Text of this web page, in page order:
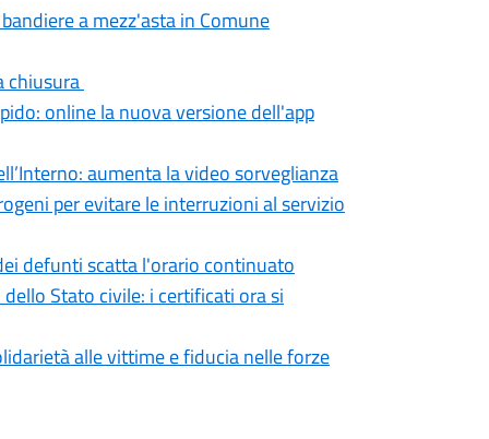
a mezz'asta in Comune
chiusura
online la nuova versione dell'app
aumenta la video sorveglianza
per evitare le interruzioni al servizio
defunti scatta l'orario continuato
Stato civile: i certificati ora si
alle vittime e fiducia nelle forze